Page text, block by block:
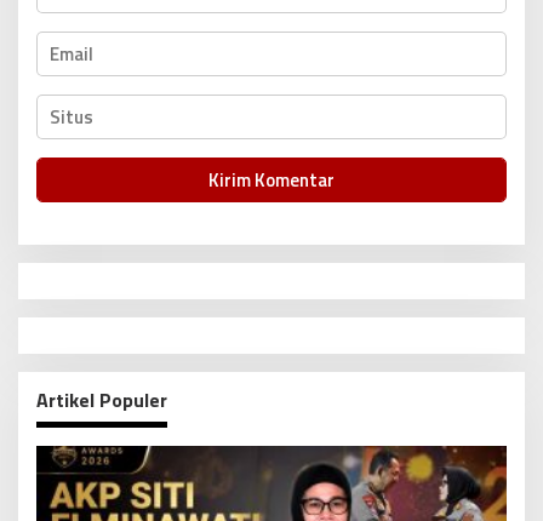
Artikel Populer